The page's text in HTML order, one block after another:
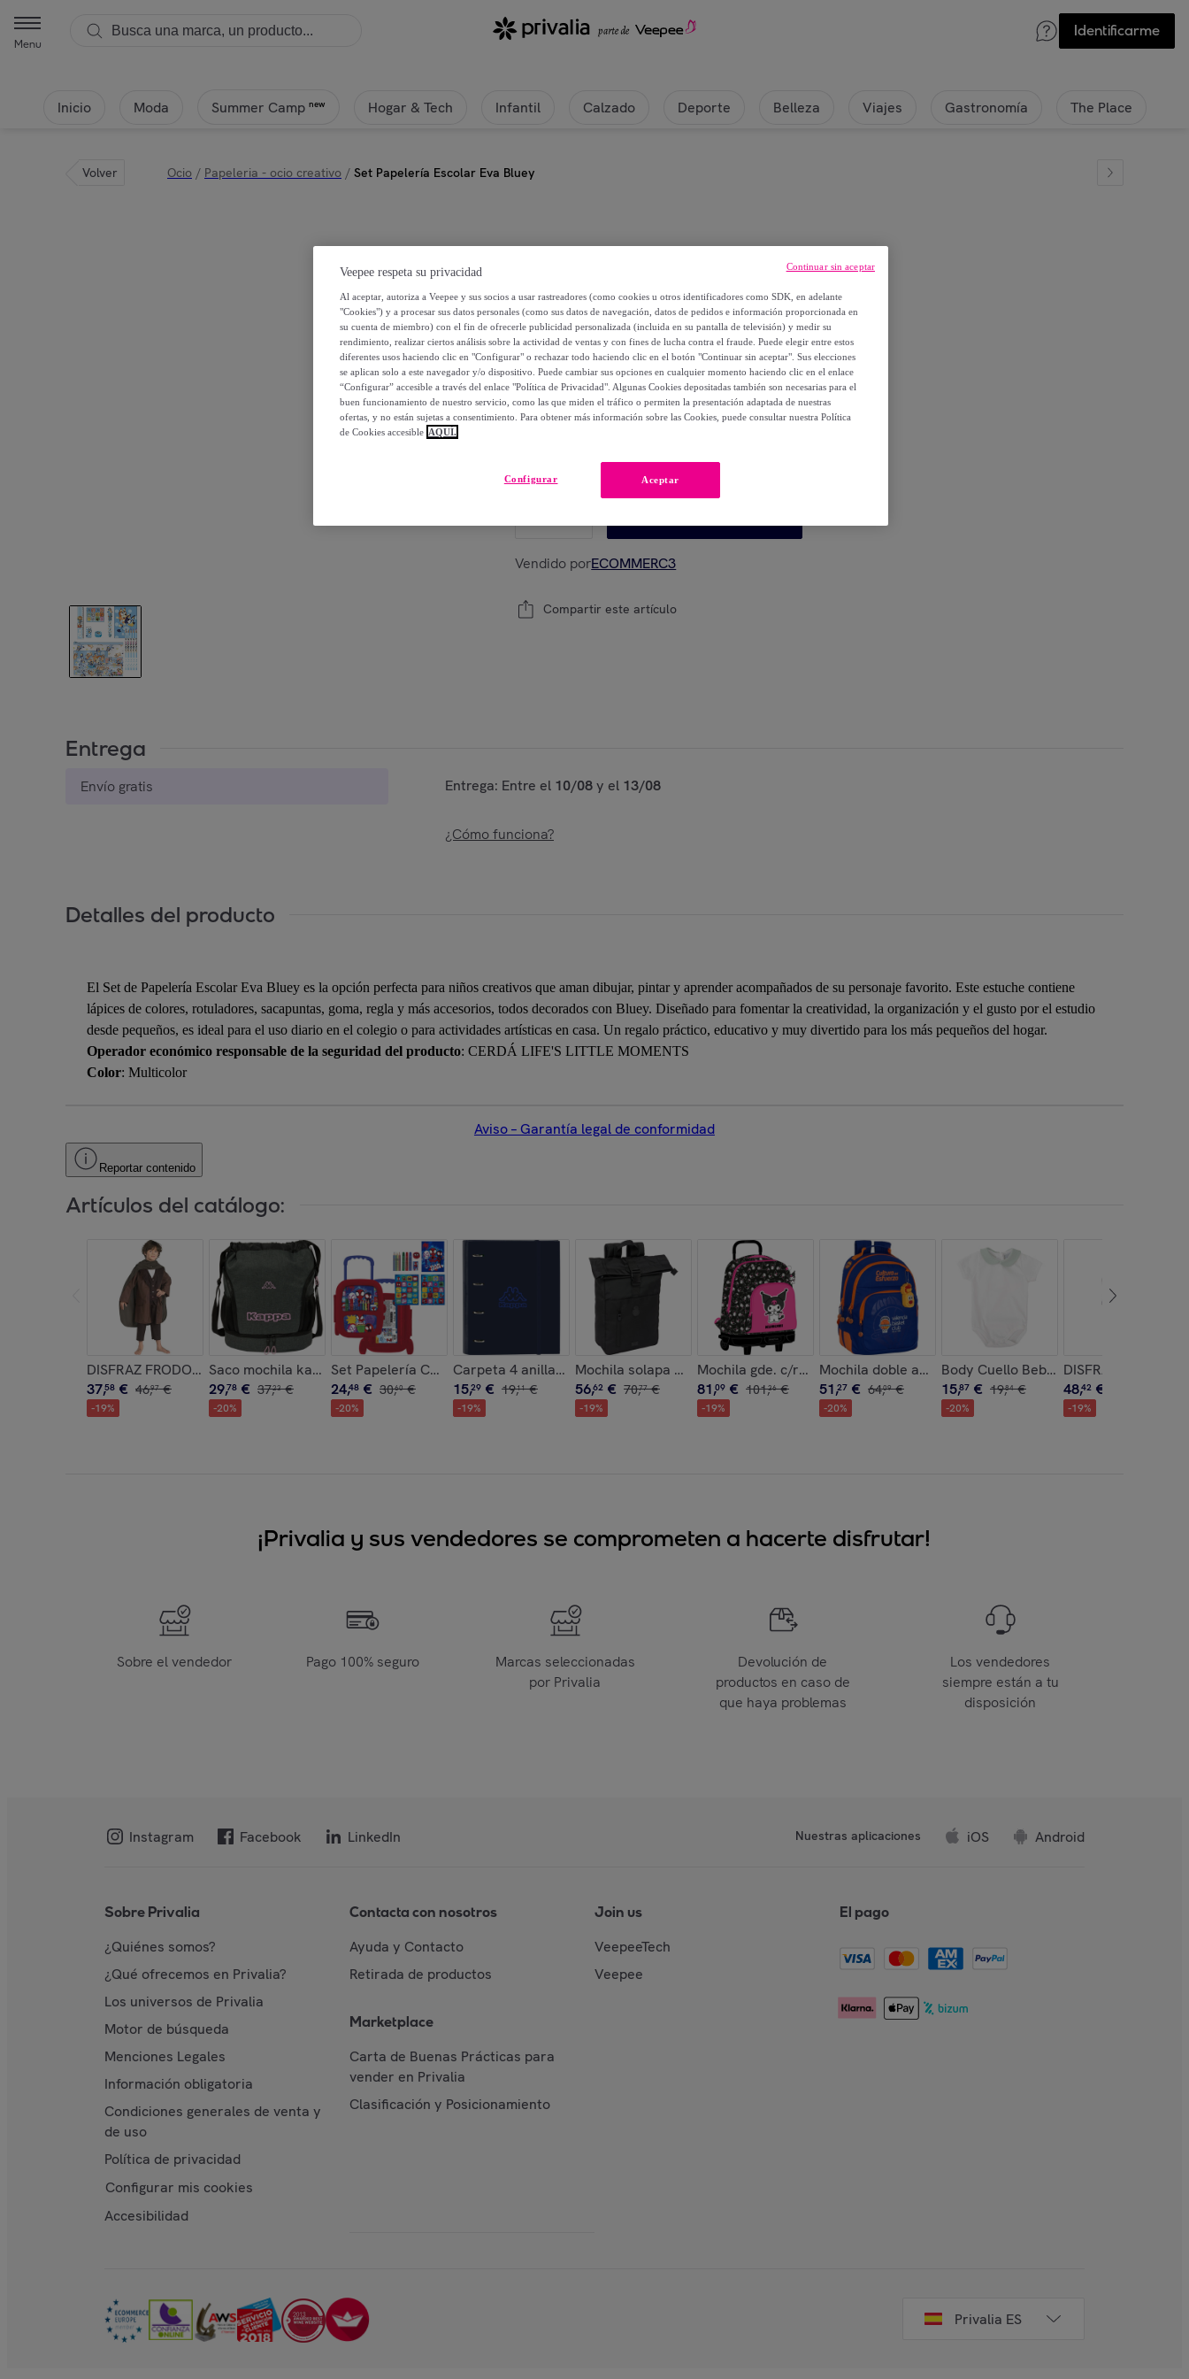
Menu
Identificarme
Inicio Moda Summer Camp new Hogar & Tech Infantil Calzado Deporte Belleza Viajes Gastronomía The Place
Volver Ocio / Papeleria - ocio creativo / Set Papelería Escolar Eva Bluey
Bluey
Set Papelería Escolar Eva Bluey
13,90 €
17,38 €
-20 %
Modelo: Set Papelería Escolar Eva Bluey
1
Vendido porECOMMERC3
Compartir este artículo
Entrega
Envío gratis Entrega: Entre el 10/08y el 13/08
¿Cómo funciona?
Detalles del producto
El Set de Papelería Escolar Eva Bluey es la opción perfecta para niños creativos que aman dibujar, pintar y aprender acompañados de su personaje favorito. Este estuche contiene
lápices de colores, rotuladores, sacapuntas, goma, regla y más accesorios, todos decorados con Bluey. Diseñado para fomentar la creatividad, la organización y el gusto por el estudio
desde pequeños, es ideal para el uso diario en el colegio o para actividades artísticas en casa. Un regalo práctico, educativo y muy divertido para los más pequeños del hogar.
Operador económico responsable de la seguridad del producto: CERDÁ LIFE'S LITTLE MOMENTS
Color: Multicolor
Aviso – Garantía legal de conformidad
Reportar contenido
Artículos del catálogo:
DISFRAZ FRODO BAGGINS DELUXE INF
37,58 € 46,97 €
-19%
Saco mochila kappa "silver pink"
29,78 € 37,23 €
-20%
Set Papelería Coloreable Trolley Spidey
24,48 € 30,60 €
-20%
Carpeta 4 anillas 35mm c/recambio kappa "blue night"
15,29 € 19,11 €
-19%
Mochila solapa para portatil 15,6 real madrid premium
56,62 € 70,77 €
-19%
Mochila gde. c/ruedas compact extraible kuromi
81,09 € 101,36 €
-19%
Mochila doble adapt.carro valencia basket
51,27 € 64,09 €
-20%
Body Cuello Bebe Encanto
15,87 € 19,84 €
-20%
DISFRAZ
48,42 €
-19%
¡Privalia y sus vendedores se comprometen a hacerte disfrutar!
Sobre el vendedor Pago 100% seguro
Marcas seleccionadas
por Privalia
Devolución de
productos en caso de
que haya problemas
Los vendedores
siempre están a tu
disposición
Instagram Facebook LinkedIn Nuestras aplicaciones iOS Android
Sobre Privalia
¿Quiénes somos?
¿Qué ofrecemos en Privalia?
Los universos de Privalia
Motor de búsqueda
Menciones Legales
Información obligatoria
Condiciones generales de venta y
de uso
Política de privacidad
Configurar mis cookies
Accesibilidad
Contacta con nosotros
Ayuda y Contacto
Retirada de productos
Marketplace
Carta de Buenas Prácticas para
vender en Privalia
Clasificación y Posicionamiento
Join us
VeepeeTech
Veepee
El pago
Privalia ES
Veepee respeta su privacidad
Al aceptar, autoriza a Veepee y sus socios a usar rastreadores (como cookies u otros identificadores como SDK, en adelante
"Cookies") y a procesar sus datos personales (como sus datos de navegación, datos de pedidos e información proporcionada en
su cuenta de miembro) con el fin de ofrecerle publicidad personalizada (incluida en su pantalla de televisión) y medir su
rendimiento, realizar ciertos análisis sobre la actividad de ventas y con fines de lucha contra el fraude. Puede elegir entre estos
diferentes usos haciendo clic en "Configurar" o rechazar todo haciendo clic en el botón "Continuar sin aceptar". Sus elecciones
se aplican solo a este navegador y/o dispositivo. Puede cambiar sus opciones en cualquier momento haciendo clic en el enlace
“Configurar” accesible a través del enlace "Política de Privacidad". Algunas Cookies depositadas también son necesarias para el
buen funcionamiento de nuestro servicio, como las que miden el tráfico o permiten la presentación adaptada de nuestras
ofertas, y no están sujetas a consentimiento. Para obtener más información sobre las Cookies, puede consultar nuestra Política
de Cookies accesible AQUÍ.
Aceptar
Configurar
Continuar sin aceptar